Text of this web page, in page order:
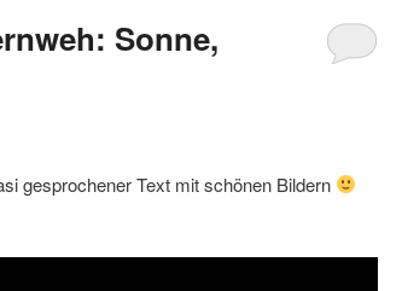
Sonne,
gesprochener Text mit schönen Bildern